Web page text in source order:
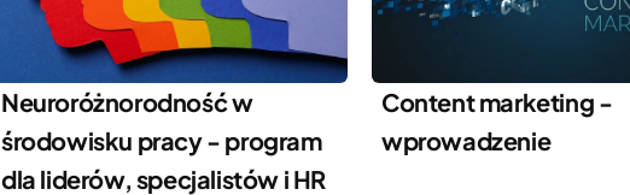
Neuroróżnorodność w
środowisku pracy - program
dla liderów, specjalistów i HR
Content marketing -
wprowadzenie